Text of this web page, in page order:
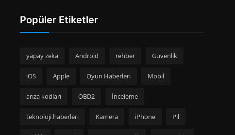
Popüler Etiketler
yapay zeka Android rehber Güvenlik
iOS Apple Oyun Haberleri Mobil
arıza kodları OBD2 İnceleme
teknoloji haberleri Kamera iPhone Pil